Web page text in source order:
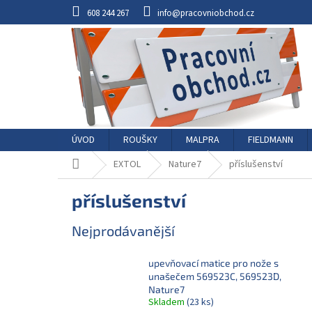
608 244 267 info@pracovniobchod.cz
ÚVOD ROUŠKY MALPRA FIELDMANN
Domů EXTOL Nature7 příslušenství
příslušenství
Nejprodávanější
upevňovací matice pro nože s
unašečem 569523C, 569523D,
Nature7
Skladem (23 ks)